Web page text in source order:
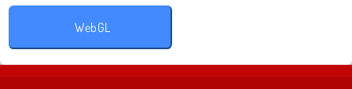
WebGL